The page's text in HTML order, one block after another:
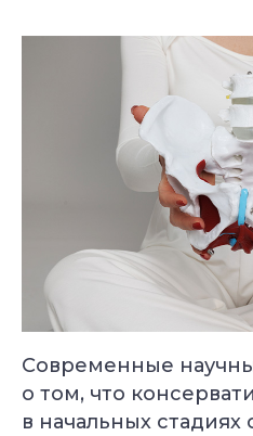
Современные
о том, что
в начальных